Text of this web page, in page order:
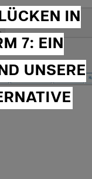
IN
7: EIN
UNSERE